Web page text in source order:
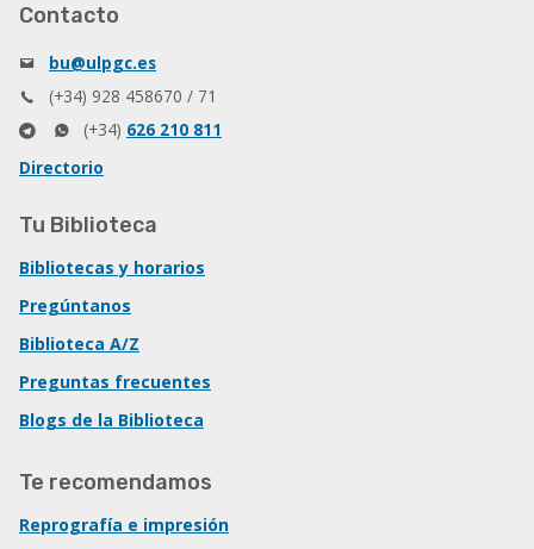
Contacto
bu@ulpgc.es
(+34) 928 458670 / 71
(+34) 626 210 811
Directorio
Tu Biblioteca
Bibliotecas y horarios
Pregúntanos
Biblioteca A/Z
Preguntas frecuentes
Blogs de la Biblioteca
Te recomendamos
Reprografía e impresión